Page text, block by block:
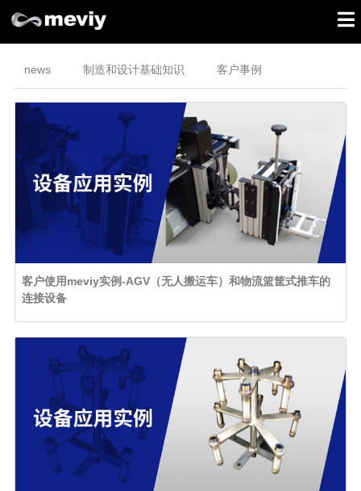
news 制造和设计基础知识 客户事例
客户使用meviy实例-AGV（无人搬运车）和物流篮筐式推车的
连接设备